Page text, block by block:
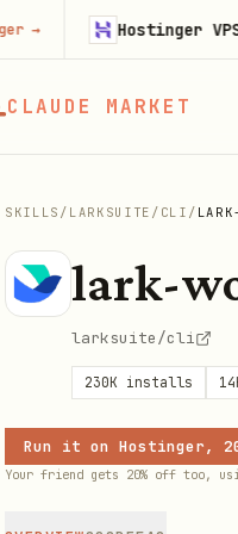
CLAUDE MARKET
SKILLS / LARKSUITE / CLI /
lark-
larksuite/cli
230K installs
Run it on Hostinger,
Your friend gets 20% off too,
Hostinger VPS